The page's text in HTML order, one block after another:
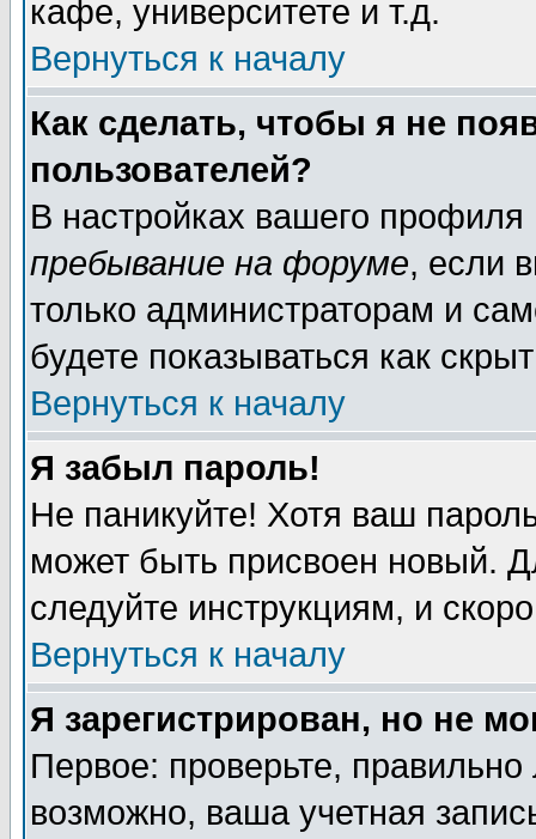
кафе, университете и т.д.
Вернуться к началу
Как сделать, чтобы я не
пользователей?
В настройках вашего
пребывание на форуме, если
только администраторам и
будете показываться как
Вернуться к началу
Я забыл пароль!
Не паникуйте! Хотя ваш
может быть присвоен новый.
следуйте инструкциям, и
Вернуться к началу
Я зарегистрирован, но не
Первое: проверьте,
возможно, ваша учетная